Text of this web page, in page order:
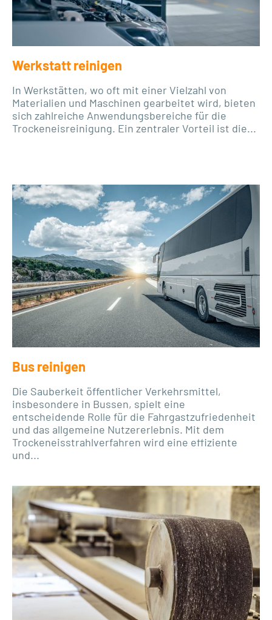
Werkstatt reinigen
In Werkstätten, wo oft mit einer Vielzahl von
Materialien und Maschinen gearbeitet wird, bieten
sich zahlreiche Anwendungsbereiche für die
Trockeneisreinigung. Ein zentraler Vorteil ist die...
Bus reinigen
Die Sauberkeit öffentlicher Verkehrsmittel,
insbesondere in Bussen, spielt eine
entscheidende Rolle für die Fahrgastzufriedenheit
und das allgemeine Nutzererlebnis. Mit dem
Trockeneisstrahlverfahren wird eine effiziente
und...